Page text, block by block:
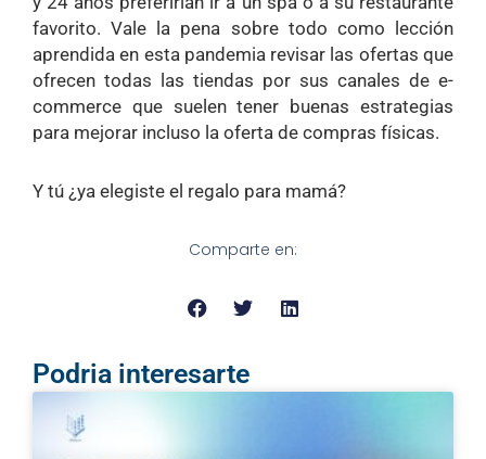
favorito. Vale la pena sobre todo como lección
aprendida en esta pandemia revisar las ofertas que
ofrecen todas las tiendas por sus canales de e-
commerce que suelen tener buenas estrategias
para mejorar incluso la oferta de compras físicas.
Y tú ¿ya elegiste el regalo para mamá?
Comparte en:
Podria interesarte